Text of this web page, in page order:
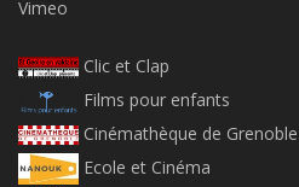
Vimeo
Clic et Clap
Films pour enfants
Cinémathèque de Grenoble
Ecole et Cinéma